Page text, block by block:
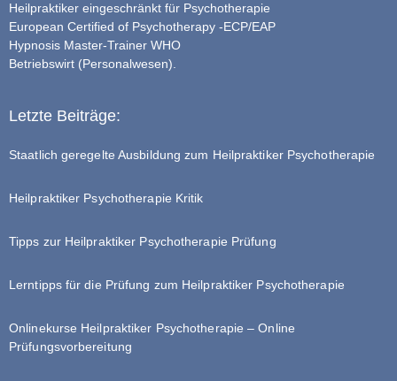
Heilpraktiker eingeschränkt für Psychotherapie
European Certified of Psychotherapy -ECP/EAP
Hypnosis Master-Trainer WHO
Betriebswirt (Personalwesen).
Letzte Beiträge:
Staatlich geregelte Ausbildung zum Heilpraktiker Psychotherapie
Heilpraktiker Psychotherapie Kritik
Tipps zur Heilpraktiker Psychotherapie Prüfung
Lerntipps für die Prüfung zum Heilpraktiker Psychotherapie
Onlinekurse Heilpraktiker Psychotherapie – Online
Prüfungsvorbereitung